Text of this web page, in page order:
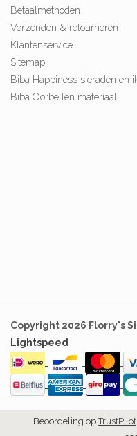
Betaalmethoden
Verzenden & retourneren
Klantenservice
Sitemap
Biba Happiness sieraden en
Biba Oorbellen materiaal
Copyright 2026 Florry's
Lightspeed
Beoordeling opTrustPilot